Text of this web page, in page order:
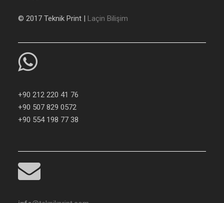
© 2017 Teknik Print | Laçin Bilişim
+90 212 220 41 76
+90 507 829 0572
+90 554 198 77 38